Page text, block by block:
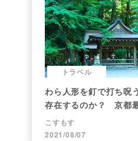
トラベル
わら人形を釘で打ち呪
存在するのか？ 京都
調べた
こすもす
2021/08/07